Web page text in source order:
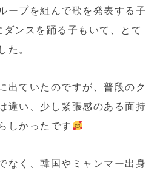
ープを組んで歌を発表する子
ンスを踊る子もいて、とて
。
出ていたのですが、普段のク
違い、少し緊張感のある面持
しかったです
なく、韓国やミャンマー出身